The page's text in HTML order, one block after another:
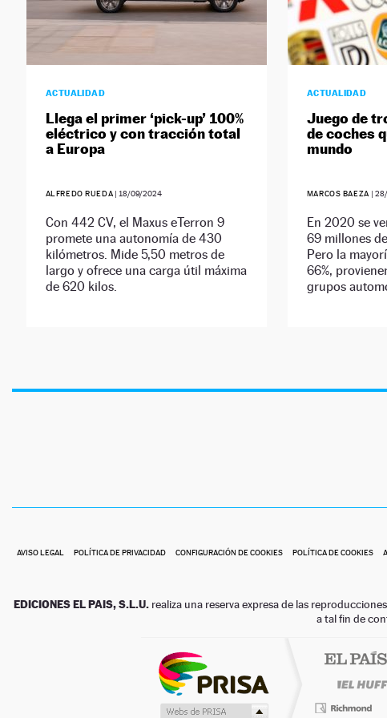
ACTUALIDAD
Llega el primer ‘pick-up’ 100%
eléctrico y con tracción total
a Europa
ALFREDO RUEDA | 18/09/2024
Con 442 CV, el Maxus eTerron 9
promete una autonomía de 430
kilómetros. Mide 5,50 metros de
largo y ofrece una carga útil máxima
de 620 kilos.
ACTUALIDAD
Juego de
de coches
mundo
MARCOS BAEZA |
En 2020 se
69 millones
Pero la
66%,
grupos
AVISO LEGAL POLÍTICA DE PRIVACIDAD CONFIGURACIÓN DE COOKIES POLÍTICA DE COOKIES
EDICIONES EL PAIS, S.L.U. realiza una reserva expresa de las
a tal fin de